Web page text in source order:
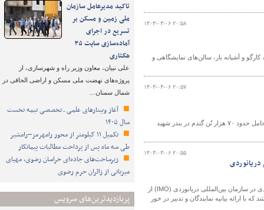
تاکید مدیرعامل سازمان
ملی زمین و مسکن بر
تسریع در اجرای
آماده‌سازی سایت ۳۵
هکتاری
علی نبیان، معاون وزیر راه و شهرسازی، از
پروژه‌های نهضت ملی مسکن و اراضی الحاقی در
شمال سمنان…
آغاز وبینارهای علمی ـ تخصصی نیمه نخست
سال ۱۴۰۵
تکمیل ۱۱ کیلومتر از محور رامهرمز–رامشیر
طی سه ماه پس از پرداخت مطالبات پیمانکار
زیرساخت‌های جاده‌ای خراسان رضوی، مهیای
میزبانی از زائران حرم رضوی
پربازدیدترین‌های سرویس
۱۴۰۳-۰۳-۰۶ ۲۰:۵۸
و آشیانه بار، سالن‌های نمایشگاهی و
۱۴۰۳-۰۳-۰۶ ۲۰:۵۷
معاون امور بندری و اقتصادی اداره‌کل بنادر و دریانوردی هرمزگان گفت: یک فروند کشتی حامل حدود ۷۰ هزار تُن گندم در بندر شهید
۱۴۰۳-۰۳-۰۶ ۲۰:۵۵
دریانوردی
سرپرست اداره کل امور دریایی تصریح کرد: برخی کشورها در اجلاس کمیته ایمنی دریانوردی در سازمان بین‌المللی دریانوردی (IMO) از
ارائه بیانیه نمایندگان و تدبیر در خور